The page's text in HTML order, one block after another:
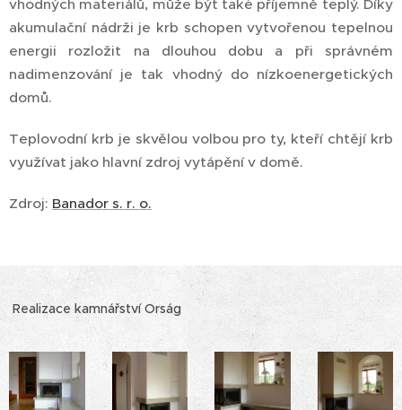
vhodných materiálů, může být také příjemně teplý. Díky
akumulační nádrži je krb schopen vytvořenou tepelnou
energii rozložit na dlouhou dobu a při správném
nadimenzování je tak vhodný do nízkoenergetických
domů.
Teplovodní krb je skvělou volbou pro ty, kteří chtějí krb
využívat jako hlavní zdroj vytápění v domě.
Zdroj: Banador s. r. o.
Realizace kamnářství Orság